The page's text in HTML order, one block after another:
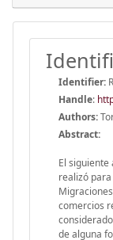
Identifier:
Handle:
Authors:
Abstract:
El
realizó
comercios
de alguna